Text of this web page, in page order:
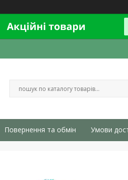
Повернення та обмін Умови